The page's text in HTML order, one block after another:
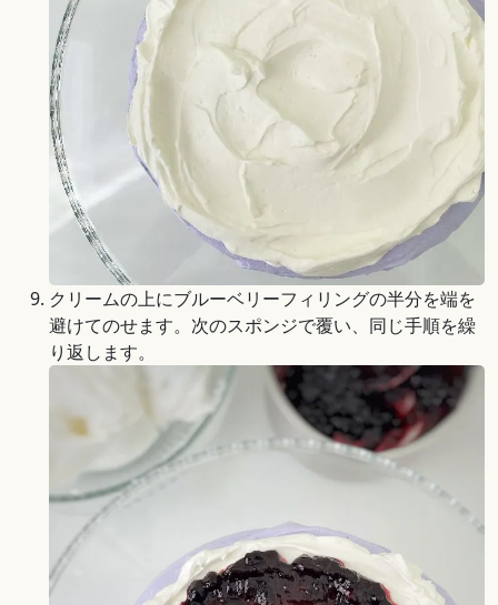
クリームの上にブルーベリーフィリングの半分を端を
避けてのせます。次のスポンジで覆い、同じ手順を繰
り返します。